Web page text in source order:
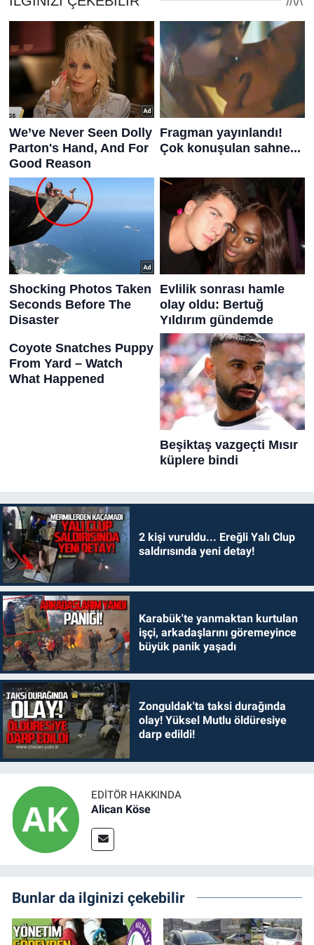
2 kişi vuruldu... Ereğli Yalı Clup
saldırısında yeni detay!
Karabük'te yanmaktan kurtulan
işçi, arkadaşlarını göremeyince
büyük panik yaşadı
Zonguldak'ta taksi durağında
olay! Yüksel Mutlu öldüresiye
darp edildi!
EDITÖR HAKKINDA
Alican Köse
Bunlar da ilginizi çekebilir